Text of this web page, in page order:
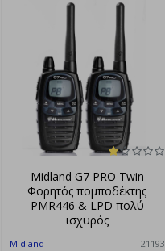
Midland 21193
Midland G7 PRO Twin
Φορητός πομποδέκτης
PMR446 & LPD πολύ
ισχυρός